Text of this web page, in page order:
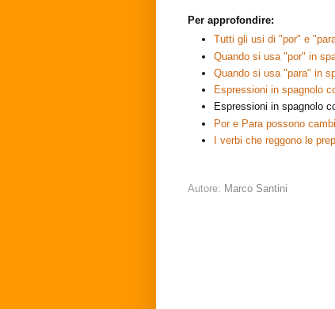
Per approfondire:
Tutti gli usi di "por" e
Quando si usa "por" in
Quando si usa "para" in
Espressioni in spagnolo
Espressioni in spagnolo
Por e Para possono
I verbi che reggono le
Autore: Marco Santini